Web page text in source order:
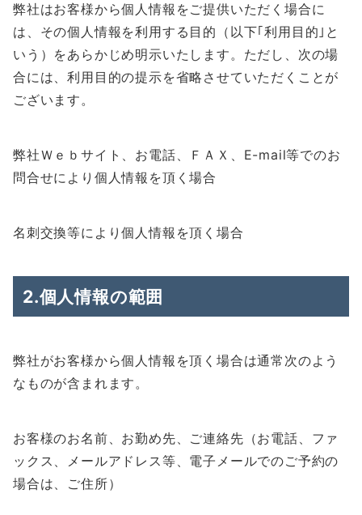
弊社はお客様から個人情報をご提供いただく場合に
は、その個人情報を利用する目的（以下｢利用目的｣と
いう）をあらかじめ明示いたします。ただし、次の場
合には、利用目的の提示を省略させていただくことが
ございます。
弊社Ｗｅｂサイト、お電話、ＦＡＸ、E-mail等でのお
問合せにより個人情報を頂く場合
名刺交換等により個人情報を頂く場合
2.個人情報の範囲
弊社がお客様から個人情報を頂く場合は通常次のよう
なものが含まれます。
お客様のお名前、お勤め先、ご連絡先（お電話、ファ
ックス、メールアドレス等、電子メールでのご予約の
場合は、ご住所）